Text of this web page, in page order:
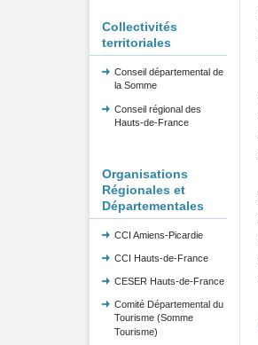
Collectivités
territoriales
Conseil départemental de
la Somme
Conseil régional des
Hauts-de-France
Organisations
Régionales et
Départementales
CCI Amiens-Picardie
CCI Hauts-de-France
CESER Hauts-de-France
Comité Départemental du
Tourisme (Somme
Tourisme)